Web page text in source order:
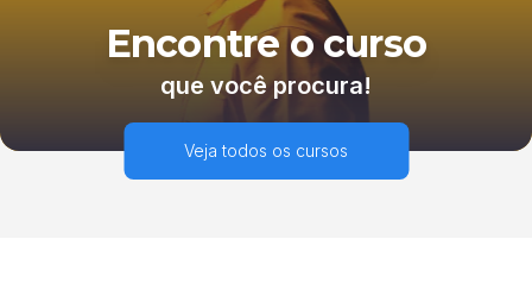
Encontre o curso
que você procura!
Veja todos os cursos